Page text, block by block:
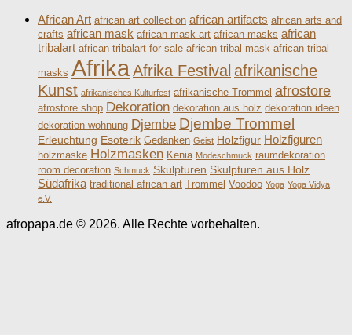
African Art african art collection african artifacts african arts and
crafts african mask african mask art african masks african
tribalart african tribalart for sale african tribal mask african tribal
masks Afrika Afrika Festival afrikanische
Kunst afrikanisches Kulturfest afrikanische Trommel afrostore
afrostore shop Dekoration dekoration aus holz dekoration ideen
dekoration wohnung Djembe Djembe Trommel
Erleuchtung Esoterik Gedanken Geist Holzfigur Holzfiguren
holzmaske Holzmasken Kenia Modeschmuck raumdekoration
room decoration Schmuck Skulpturen Skulpturen aus Holz
Südafrika traditional african art Trommel Voodoo Yoga Yoga Vidya
e.V.
afropapa.de © 2026. Alle Rechte vorbehalten.